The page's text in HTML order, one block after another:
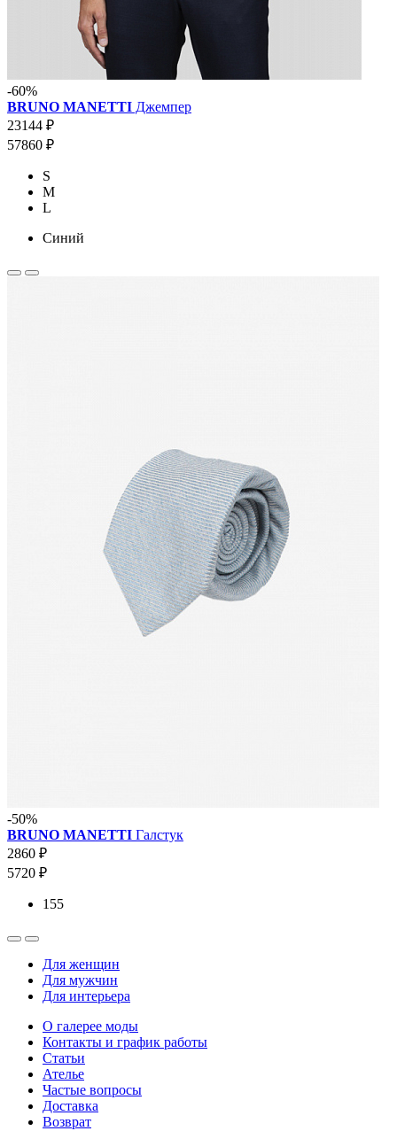
-60%
BRUNO MANETTI Джемпер
23144 ₽
57860 ₽
S
M
L
Синий
-50%
BRUNO MANETTI Галстук
2860 ₽
5720 ₽
155
Для женщин
Для мужчин
Для интерьера
О галерее моды
Контакты и график работы
Статьи
Ателье
Частые вопросы
Доставка
Возврат